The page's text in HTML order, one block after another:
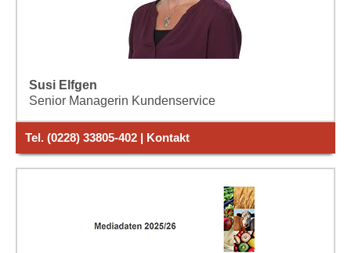
Susi Elfgen
Senior Managerin Kundenservice
Tel. (0228) 33805-402 | Kontakt